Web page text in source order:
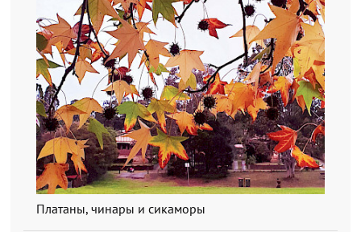
Платаны, чинары и сикаморы